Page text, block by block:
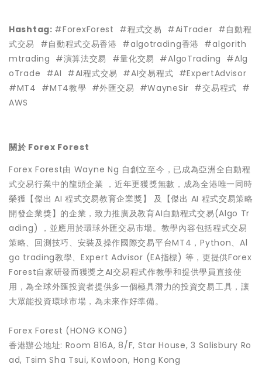
Hashtag: #ForexForest #程式交易 #AiTrader #自動程
式交易 #自動程式交易香港 #algotrading香港 #algorith
mtrading #演算法交易 #量化交易 #AlgoTrading #Alg
oTrade #AI #AI程式交易 #AI交易程式 #ExpertAdvisor
#MT4 #MT4教學 #外匯交易 #WayneSir #交易程式 #
AWS
關於 Forex Forest
Forex Forest由 Wayne Ng 自創立至今，已成為亞洲全自動程
式交易行業中的龍頭企業 ，近年更獲獎無數，成為全港唯一同時
榮獲【傑出 AI 程式交易教育企業獎】 及【傑出 AI 程式交易策略
開發企業獎】的企業，致力推廣及教育AI自動程式交易(Algo Tr
ading) ，並應用於環球外匯交易市場。教學內容包括程式交易
策略、回測技巧、安裝及操作國際交易平台MT4，Python、Al
go trading教學、Expert Advisor (EA指標) 等，更提供Forex
Forest自家研發而獲獎之AI交易程式作教學和提供學員直接使
用，為全球外匯投資者提供多一個極具潛力的投資交易工具，讓
大眾能投資環球市場，為未來作好準備。
Forex Forest (HONG KONG)
香港辦公地址: Room 816A, 8/F, Star House, 3 Salisbury Ro
ad, Tsim Sha Tsui, Kowloon, Hong Kong